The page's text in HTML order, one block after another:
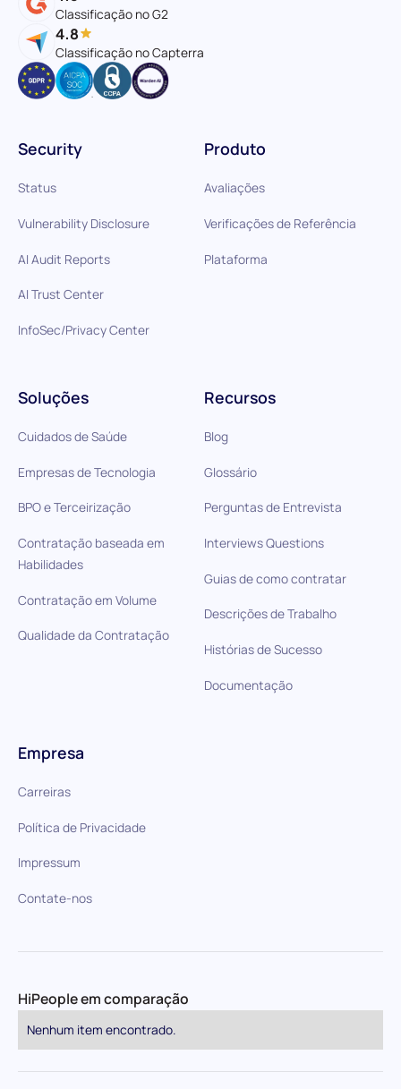
Classificação no G2
4.8
Classificação no Capterra
Produto
Avaliações
Verificações de Referência
Plataforma
Soluções
Cuidados de Saúde
Empresas de Tecnologia
BPO e Terceirização
Contratação baseada em
Habilidades
Contratação em Volume
Qualidade da Contratação
Recursos
Blog
Glossário
Perguntas de Entrevista
Interviews Questions
Guias de como contratar
Descrições de Trabalho
Histórias de Sucesso
Documentação
Security
Status
Vulnerability Disclosure
AI Audit Reports
AI Trust Center
InfoSec/Privacy Center
Empresa
Carreiras
Política de Privacidade
Impressum
Contate-nos
HiPeople em comparação
Nenhum item encontrado.